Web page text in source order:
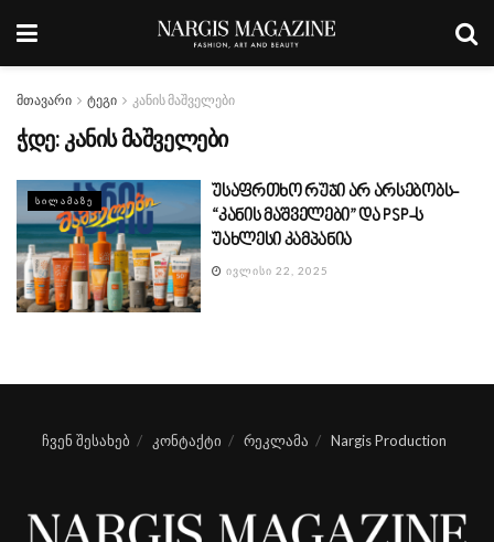
მთავარი ტეგი კანის მაშველები
ჭდე: კანის მაშველები
ᲡᲘᲚᲐᲛᲐᲖᲔ
უსაფრთხო რუჯი არ არსებობს-
“კანის მაშველები” და PSP-ს
უახლესი კამპანია
ᲘᲕᲚᲘᲡᲘ 22, 2025
ჩვენ შესახებ კონტაქტი რეკლამა Nargis Production